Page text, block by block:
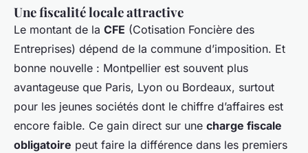
Une fiscalité locale attractive
Le montant de la CFE (Cotisation Foncière des
Entreprises) dépend de la commune d’imposition. Et
bonne nouvelle : Montpellier est souvent plus
avantageuse que Paris, Lyon ou Bordeaux, surtout
pour les jeunes sociétés dont le chiffre d’affaires est
encore faible. Ce gain direct sur une charge fiscale
obligatoire peut faire la différence dans les premiers